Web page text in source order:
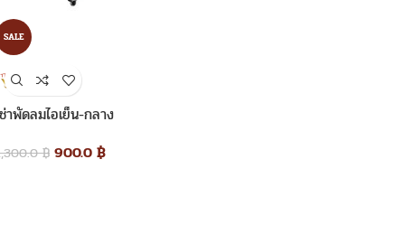
SALE
าพัดลมไอเย็น-กลาง
฿ 900.0 ฿